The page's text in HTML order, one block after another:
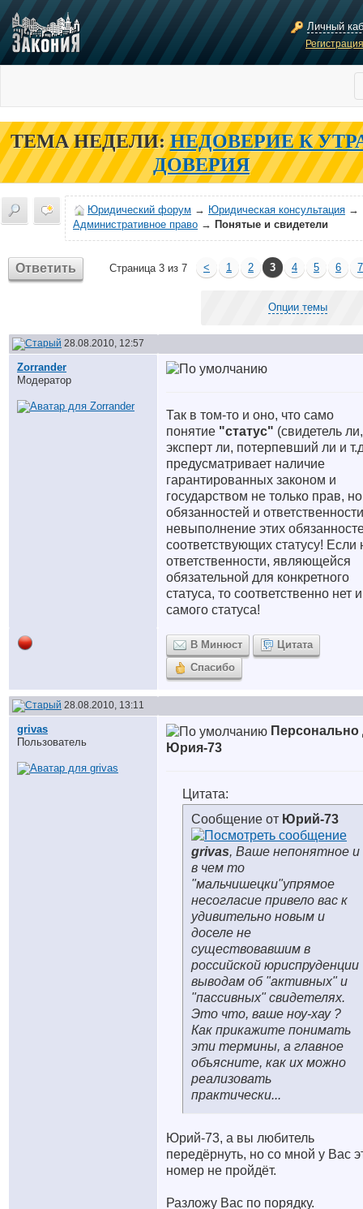
Личный
ТЕМА НЕДЕЛИ: НЕДОВЕРИЕ К
ДОВЕРИЯ
Юридический форум → Юридическая консультация →
Административное право → Понятые и свидетели
Ответить Страница 3 из 7 < 1 2 3 4 5 6 7
Опции темы
28.08.2010, 12:57
Zorrander
Модератор
Так в том-то и оно, что само
понятие "статус" (свидетель ли,
эксперт ли, потерпевший ли и
предусматривает наличие
гарантированных законом и
государством не только прав,
обязанностей и
невыполнение этих
соответствующих статусу! Если
ответственности, являющейся
обязательной для конкретного
статуса, то соответственно нет и
самого статуса!
В Минюст
Цитата
Спасибо
28.08.2010, 13:11
grivas
Пользователь
Персонально
Юрия-73
Цитата:
Сообщение от Юрий-73
grivas, Ваше непонятное и
в чем то
"мальчишецки"упрямое
несогласие привело вас к
удивительно новым и
доселе не
существовавшим в
российской юриспруденции
выводам об "активных" и
"пассивных" свидетелях.
Это что, ваше ноу-хау ?
Как прикажите понимать
эти термины, а главное
объясните, как их можно
реализовать
практически...
Юрий-73, а вы любитель
передёрнуть, но со мной у Вас
номер не пройдёт.
Разложу Вас по порядку.